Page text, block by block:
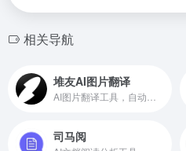
相关导航
堆友AI图片翻译
司马阅